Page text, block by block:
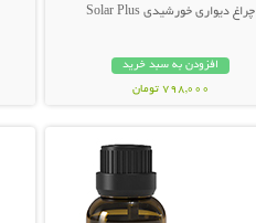
چراغ دیواری خورشیدی Solar Plus
افزودن به سبد خرید
798,000 تومان